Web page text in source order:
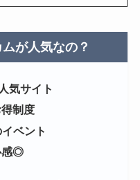
が人気なの？
気サイト
制度
ベント
感◎